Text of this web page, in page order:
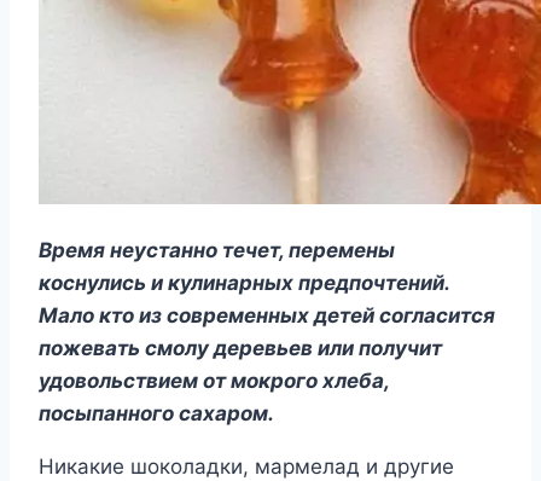
Время неустанно течет, перемены
коснулись и кулинарных предпочтений.
Мало кто из современных детей согласится
пожевать смолу деревьев или получит
удовольствием от мокрого хлеба,
посыпанного сахаром.
Никакие шоколадки, мармелад и другие